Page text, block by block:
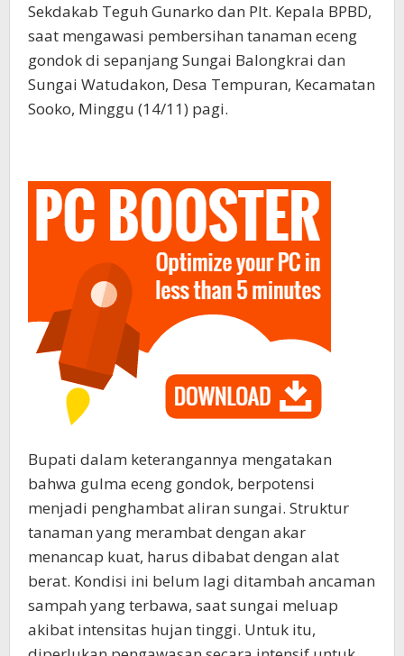
Sekdakab Teguh Gunarko dan Plt. Kepala BPBD,
saat mengawasi pembersihan tanaman eceng
gondok di sepanjang Sungai Balongkrai dan
Sungai Watudakon, Desa Tempuran, Kecamatan
Sooko, Minggu (14/11) pagi.
Bupati dalam keterangannya mengatakan
bahwa gulma eceng gondok, berpotensi
menjadi penghambat aliran sungai. Struktur
tanaman yang merambat dengan akar
menancap kuat, harus dibabat dengan alat
berat. Kondisi ini belum lagi ditambah ancaman
sampah yang terbawa, saat sungai meluap
akibat intensitas hujan tinggi. Untuk itu,